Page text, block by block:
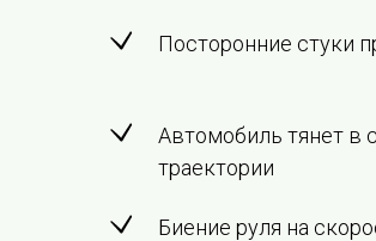
Посторонние стуки
Автомобиль тянет в
траектории
Биение руля на